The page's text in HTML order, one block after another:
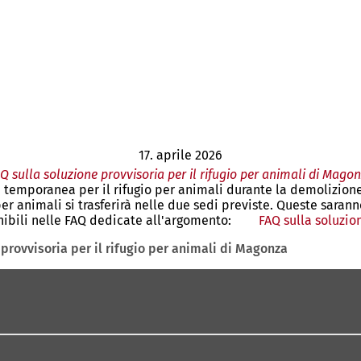
17. aprile 2026
sulla soluzione provvisoria per il rifugio per animali di
per il rifugio per animali durante la
animali si trasferirà nelle due sedi previste. Queste
nelle FAQ dedicate all'argomento:
FAQ sulla
provvisoria per il rifugio per animali di Magonza